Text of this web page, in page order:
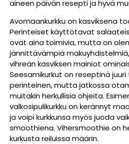
aineen päivän resepti ja hyvä
Avomaankurkku on kasviksena
Perinteiset käyttötavat
ovat aina toimivia, mutta on
jännittävämpiä
vihreän kasviksen mainiot
Seesamikurkut on reseptinä
perinteinen, mutta jatkossa
muitakin herkullisia ohjeita.
valkosipulikurkku on kerännyt
ja voipi kurkkunsa myös juoda
smoothiena. Vihersmoothie on
kurkusta reiluissa määrin.